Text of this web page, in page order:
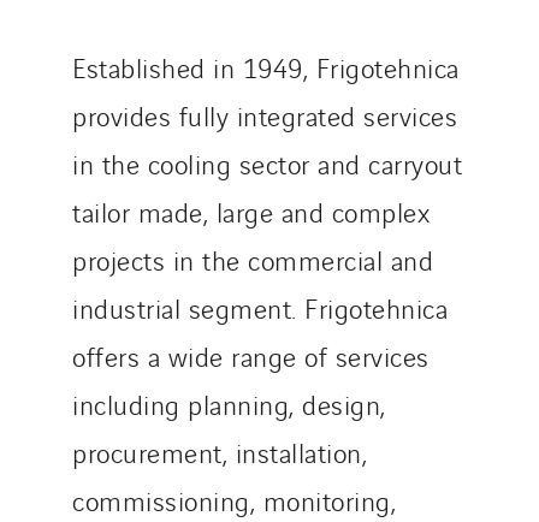
Established in 1949, Frigotehnica
provides fully integrated services
in the cooling sector and carryout
tailor made, large and complex
projects in the commercial and
industrial segment. Frigotehnica
offers a wide range of services
including planning, design,
procurement, installation,
commissioning, monitoring,
SDEL Navis
SDEL Savoie Léman
SDEL Tertiaire
SDEL Transport
Sedam
SEDD
Service One Alliance
Seves
SKE-International
Smart Building Energies
Socalec